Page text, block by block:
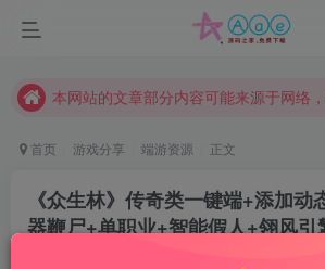
现在赞助会员享受专属折扣，详情点击此
首页 游戏分享 端游资源 正文
《众生林》传奇类一键端+添加动
器鞭尸+单职业+智能假人+翎风